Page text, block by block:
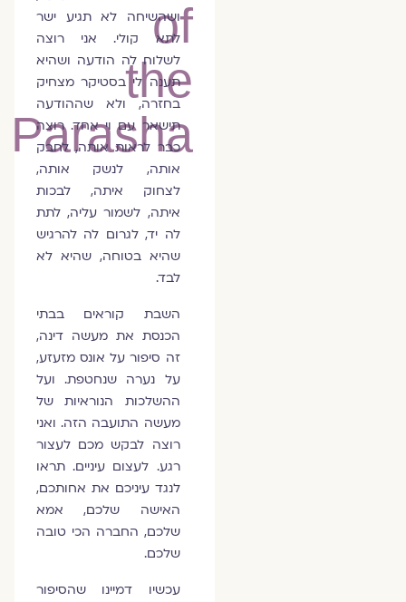
of
the
Parasha
ושהשיחה לא תגיע ישר
לתא קולי. אני רוצה
לשלוח לה הודעה ושהיא
תענה לי בסטיקר מצחיק
בחזרה, ולא שההודעה
תישאר עם וי אחד. רוצה
כבר לראות אותה, לחבק
אותה, לנשק אותה,
לצחוק איתה, לבכות
איתה, לשמור עליה, לתת
לה יד, לגרום לה להרגיש
שהיא בטוחה, שהיא לא
לבד.
השבת קוראים בבתי
הכנסת את מעשה דינה,
זה סיפור על אונס מזעזע,
על נערה שנחטפת. ועל
ההשלכות הנוראיות של
מעשה התועבה הזה. ואני
רוצה לבקש מכם לעצור
רגע. לעצום עיניים. תראו
לנגד עיניכם את אחותכם,
האישה שלכם, אמא
שלכם, החברה הכי טובה
שלכם.
עכשיו דמיינו שהסיפור